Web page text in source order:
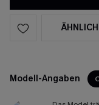
Modell-Angaben